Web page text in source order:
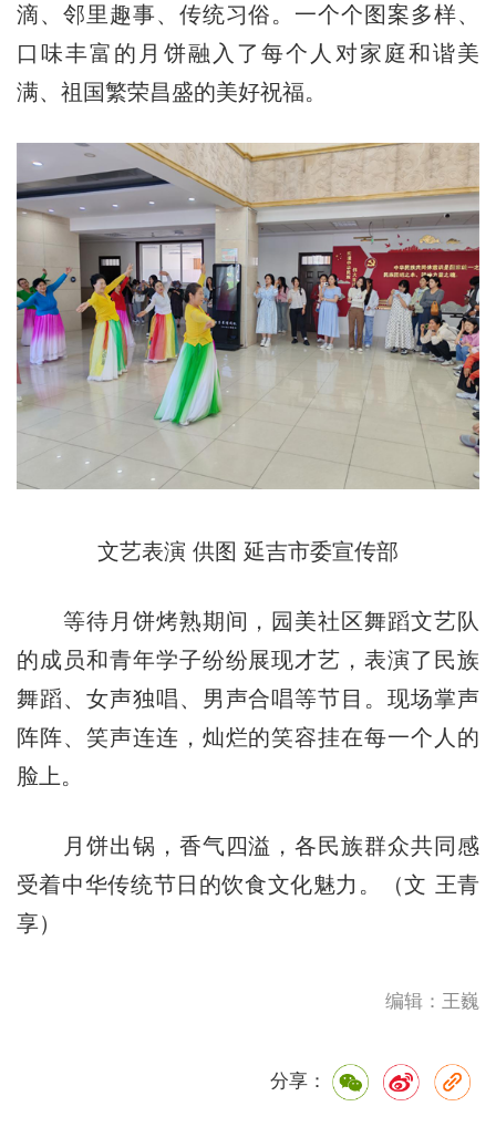
滴、邻里趣事、传统习俗。一个个图案多样、
口味丰富的月饼融入了每个人对家庭和谐美
满、祖国繁荣昌盛的美好祝福。
文艺表演 供图 延吉市委宣传部
等待月饼烤熟期间，园美社区舞蹈文艺队
的成员和青年学子纷纷展现才艺，表演了民族
舞蹈、女声独唱、男声合唱等节目。现场掌声
阵阵、笑声连连，灿烂的笑容挂在每一个人的
脸上。
月饼出锅，香气四溢，各民族群众共同感
受着中华传统节日的饮食文化魅力。（文 王青
享）
编辑：王巍
分享：